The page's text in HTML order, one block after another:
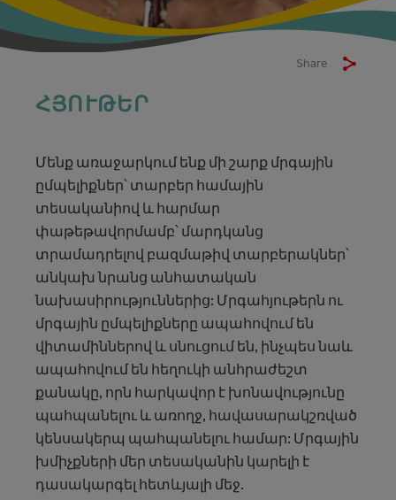
Share
ՀՅՈՒԹԵՐ
Մենք առաջարկում ենք մի շարք մրգային
ըմպելիքներ՝ տարբեր համային
տեսականիով և հարմար
փաթեթավորմամբ՝ մարդկանց
տրամադրելով բազմաթիվ տարբերակներ՝
անկախ նրանց անհատական
նախասիրություններից: Մրգահյութերն ու
մրգային ըմպելիքները ապահովում են
վիտամիններով և սնուցում են, ինչպես նաև
ապահովում են հեղուկի անհրաժեշտ
քանակը, որն հարկավոր է խոնավությունը
պահպանելու և առողջ, հավասարակշռված
կենսակերպ պահպանելու համար: Մրգային
խմիչքների մեր տեսականին կարելի է
դասակարգել հետևյալի մեջ.